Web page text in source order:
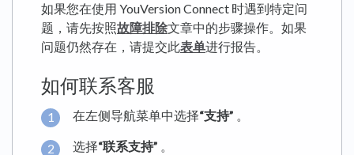
如果您在使用 YouVersion Connect 时遇到特定问
题，请先按照故障排除文章中的步骤操作。如果
问题仍然存在，请提交此表单进行报告。
如何联系客服
在左侧导航菜单中选择“支持” 。
选择“联系支持” 。